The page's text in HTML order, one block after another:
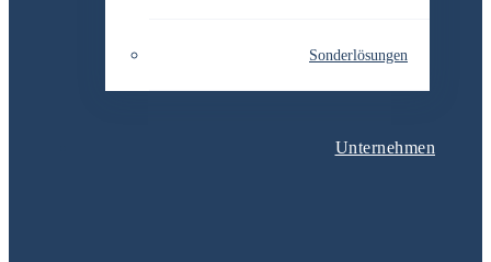
Sonderlösungen
Unternehmen